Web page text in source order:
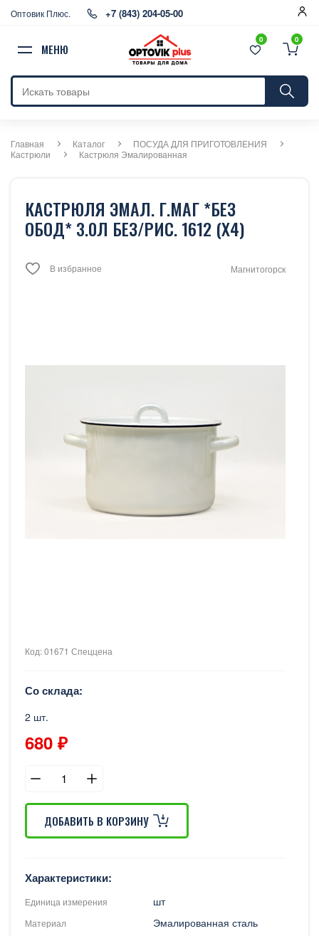
Оптовик Плюс. +7 (843) 204-05-00
МЕНЮ
0 0
Главная Каталог
ПОСУДА ДЛЯ ПРИГОТОВЛЕНИЯ
Кастрюли
Кастрюля Эмалированная
КАСТРЮЛЯ ЭМАЛ. Г.МАГ *БЕЗ
ОБОД* 3.0Л БЕЗ/РИС. 1612 (Х4)
Магнитогорск
В избранное
Код: 01671 Спеццена
Со склада:
2 шт.
680 ₽
ДОБАВИТЬ В КОРЗИНУ
Характеристики:
Единица измерения шт
Материал Эмалированная сталь